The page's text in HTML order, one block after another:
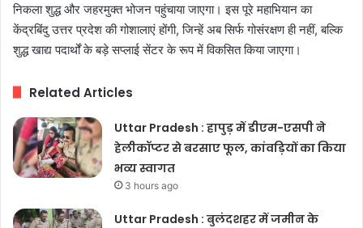
निकला शुद्ध और जहरमुक्त भोजन पहुंचाया जाएगा। इस पूरे महाभियान का
केंद्रबिंदु उत्तर प्रदेश की गोशालाएं होंगी, जिन्हें अब सिर्फ गोसंरक्षण ही नहीं, बल्कि
शुद्ध खाद्य पदार्थों के बड़े सप्लाई सेंटर के रूप में विकसित किया जाएगा।
Related Articles
Uttar Pradesh : हापुड़ में डीएम-एसपी ने
हेलीकॉप्टर से बरसाए फूल, कांवड़ियों का किया
भव्य स्वागत
3 hours ago
Uttar Pradesh : बुलंदशहर में जमीन के